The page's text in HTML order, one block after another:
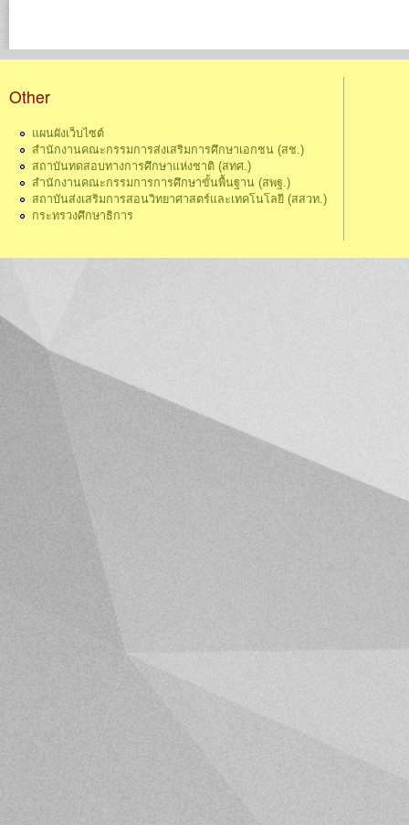
Other
แผนผังเว็บไซต์
สำนักงานคณะกรรมการส่งเสริมการศึกษาเอกชน (สช.)
สถาบันทดสอบทางการศึกษาแห่งชาติ (สทศ.)
สำนักงานคณะกรรมการการศึกษาขั้นพื้นฐาน (สพฐ.)
สถาบันส่งเสริมการสอนวิทยาศาสตร์และเทคโนโลยี (สสวท.)
กระทรวงศึกษาธิการ